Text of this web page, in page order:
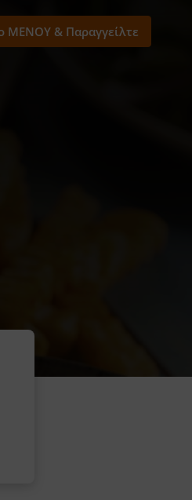
ΜΕΝΟΥ & Παραγγείλτε